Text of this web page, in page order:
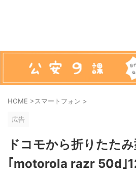
HOME >スマートフォン >
広告
ドコモから折りたた
｢motorola razr 50d｣